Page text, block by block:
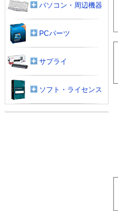
パソコン・周辺機器
PCパーツ
サプライ
ソフト・ライセンス